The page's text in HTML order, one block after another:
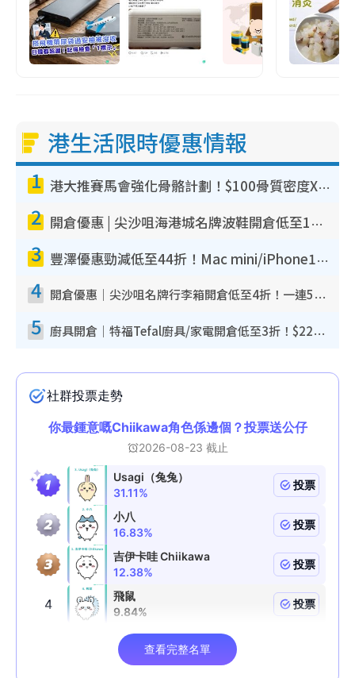
港生活限時優惠情報
1 港大推賽馬會強化骨骼計劃！$100骨質密度X光檢查 完成免費運動訓練送超市禮券！附參加資格
2 開倉優惠 | 尖沙咀海港城名牌波鞋開倉低至1折！On鞋$899起／Joy&Peace鞋履$98起
3 豐澤優惠勁減低至44折！Mac mini/iPhone17Pro大減價！廚房家電$220起
4 開倉優惠｜尖沙咀名牌行李箱開倉低至4折！一連5日 American Tourister/ace./Hallmark $200起！
5 廚具開倉｜特福Tefal廚具/家電開倉低至3折！$220起買平底鍋/炒鑊/湯煲！電飯煲/吸塵機/燙斗$418起